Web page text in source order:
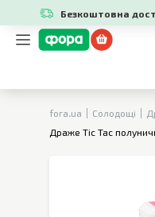
Безкоштовна
fora.ua Солодощі
Драже Tic Tac